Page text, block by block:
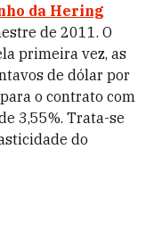
da Hering
de 2011. O
primeira vez, as
de dólar por
o contrato com
3,55%. Trata-se
do